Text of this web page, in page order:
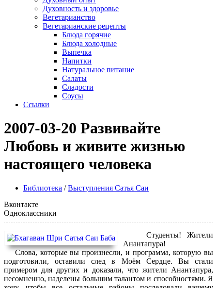
Духовность и здоровье
Вегетарианство
Вегетарианские рецепты
Блюда горячие
Блюда холодные
Выпечка
Напитки
Натуральное питание
Салаты
Сладости
Соусы
Ссылки
2007-03-20 Развивайте
Любовь и живите жизнью
настоящего человека
Библиотека /Выступления Сатья Саи
Вконтакте
Одноклассники
Студенты! Жители
Анантапура!
Слова, которые вы произнесли, и программа, которую вы
подготовили, оставили след в Моём Сердце. Вы стали
примером для других и доказали, что жители Анантапура,
несомненно, наделены большим талантом и способностями. Я